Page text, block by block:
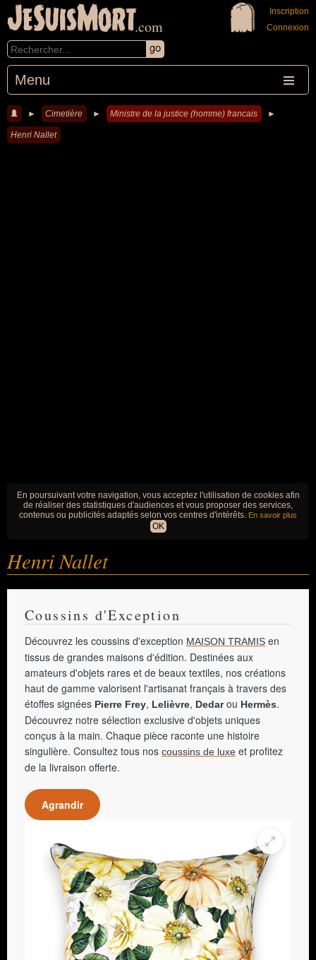
JeSuisMort.com
Menu
Inscription
Connexion
► Cimetière ► Ministre de la justice (homme) francais ►
Henri Nallet
En poursuivant votre navigation, vous acceptez l'utilisation de cookies afin
de réaliser des statistiques d'audiences et vous proposer des services,
contenus ou publicités adaptés selon vos centres d'intérêts. En savoir plus
OK
Henri Nallet
Coussins d'Exception
Découvrez les coussins d'exception MAISON TRAMIS en
tissus de grandes maisons d'édition. Destinées aux
amateurs d'objets rares et de beaux textiles, nos créations
haut de gamme valorisent l'artisanat français à travers des
étoffes signées Pierre Frey, Lelièvre, Dedarou Hermès.
Découvrez notre sélection exclusive d'objets uniques
conçus à la main. Chaque pièce raconte une histoire
singulière. Consultez tous nos coussins de luxe et profitez
de la livraison offerte.
Agrandir